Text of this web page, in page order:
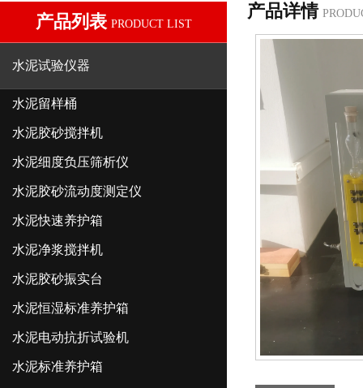
产品详情
产品列表 PRODUCT LIST
水泥试验仪器
水泥留样桶
水泥胶砂搅拌机
水泥细度负压筛析仪
水泥胶砂流动度测定仪
水泥快速养护箱
水泥净浆搅拌机
水泥胶砂振实台
水泥恒湿标准养护箱
水泥电动抗折试验机
水泥标准养护箱